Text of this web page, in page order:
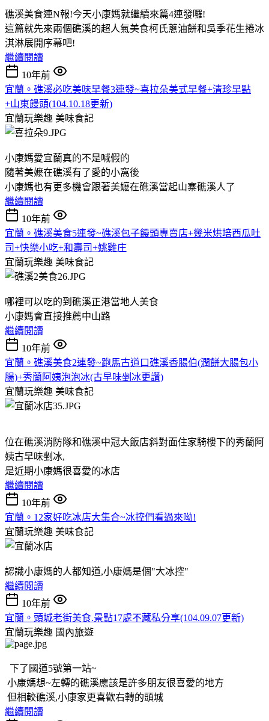
礁溪美食連N報!今天小康媽就繼續來篇4連發囉!
這篇就先來兩個礁溪的超人氣美食柯氏蔥油餅和吳季花生捲冰
淇淋展開序幕吧!
繼續閱讀
10年前
宜蘭。礁溪必吃美味早餐3連發~喜拉朵美式早餐+清珍早點
+山東饅頭(104.10.18更新)
宜蘭玩樂趣 美味食記
小康媽愛宜蘭真的不是喊假的
隨著美嬷在礁溪有了愛的小窩後
小康媽也有更多機會跟著美嬷在礁溪當起山寨礁溪人了
繼續閱讀
10年前
宜蘭。礁溪美食5連發~礁溪包子饅頭專賣店+幾米烘培西瓜吐
司+快樂小吃+和壽司+姚雞庄
宜蘭玩樂趣 美味食記
哪裡可以吃的到礁溪正港當地人美食
小康媽會直接推薦中山路
繼續閱讀
10年前
宜蘭。礁溪美食2連發~跑馬古道口礁溪香腸伯(潤餅大腸包小
腸)+秀蘭阿姨泡泡冰(古早味剉冰更讚)
宜蘭玩樂趣 美味食記
位在礁溪消防隊和礁溪中冠大飯店斜對面住家騎樓下的秀蘭阿
姨古早味剉冰,
是近期小康媽很喜愛的冰店
繼續閱讀
10年前
宜蘭。12家好吃冰店大集合~冰控們看過來呦!
宜蘭玩樂趣 美味食記
認識小康媽的人都知道,小康媽是個"大冰控"
繼續閱讀
10年前
宜蘭。頭城老街美食.景點17處不藏私分享(104.09.07更新)
宜蘭玩樂趣 國內旅遊
下了國道5號第一站~
小康媽想~左轉的礁溪應該是許多朋友很喜愛的地方
但相較礁溪,小康家更喜歡右轉的頭城
繼續閱讀